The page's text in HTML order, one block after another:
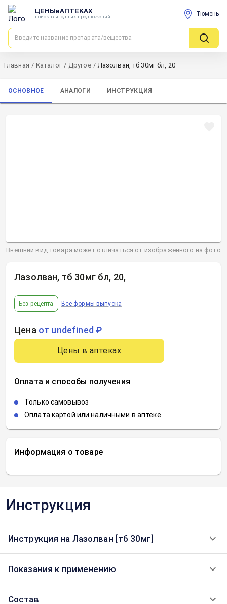
ЦЕНЫвАПТЕКАХ
поиск выгодных предложений Тюмень
Главная / Каталог / Другое / Лазолван, тб 30мг бл, 20
ОСНОВНОЕ АНАЛОГИ ИНСТРУКЦИЯ
Информация о товаре
Лазолван, тб 30мг бл, 20,
Без рецепта Все формы выпуска
Цена от undefined ₽
Цены в аптеках
Оплата и способы получения
Только самовывоз
Оплата картой или наличными в аптеке
Внешний вид товара может отличаться от изображенного на фото
Инструкция
Инструкция на Лазолван [тб 30мг]
Показания к применению
Состав